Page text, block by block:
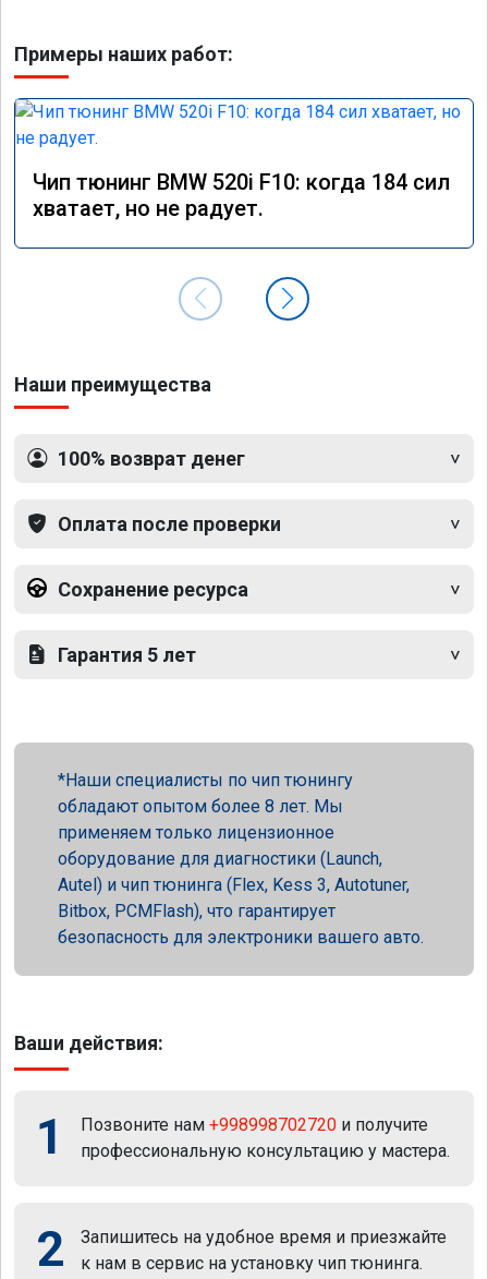
Примеры наших работ:
Чип тюнинг BMW 520i F10: когда 184 сил
хватает, но не радует.
Наши преимущества
100% возврат денег
Оплата после проверки
Сохранение ресурса
Гарантия 5 лет
Наши специалисты по чип тюнингу
обладают опытом более 8 лет. Мы
применяем только лицензионное
оборудование для диагностики (Launch,
Autel) и чип тюнинга (Flex, Kess 3, Autotuner,
Bitbox, PCMFlash), что гарантирует
безопасность для электроники вашего авто.
Ваши действия:
1 Позвоните нам +998998702720 и получите
профессиональную консультацию у мастера.
2
Запишитесь на удобное время и приезжайте
к нам в сервис на установку чип тюнинга.